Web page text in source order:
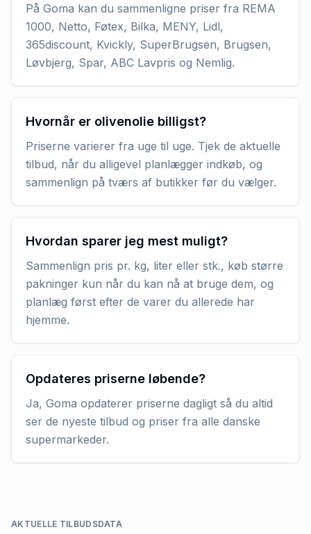
På Goma kan du sammenligne priser fra REMA
1000, Netto, Føtex, Bilka, MENY, Lidl,
365discount, Kvickly, SuperBrugsen, Brugsen,
Løvbjerg, Spar, ABC Lavpris og Nemlig.
Hvornår er olivenolie billigst?
Priserne varierer fra uge til uge. Tjek de aktuelle
tilbud, når du alligevel planlægger indkøb, og
sammenlign på tværs af butikker før du vælger.
Hvordan sparer jeg mest muligt?
Sammenlign pris pr. kg, liter eller stk., køb større
pakninger kun når du kan nå at bruge dem, og
planlæg først efter de varer du allerede har
hjemme.
Opdateres priserne løbende?
Ja, Goma opdaterer priserne dagligt så du altid
ser de nyeste tilbud og priser fra alle danske
supermarkeder.
AKTUELLE TILBUDSDATA